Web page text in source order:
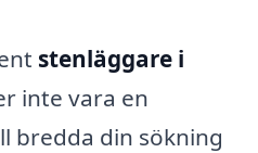
stenläggare i
inte vara en
bredda din sökning